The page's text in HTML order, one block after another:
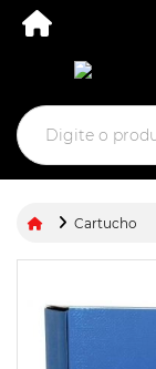
Cartucho